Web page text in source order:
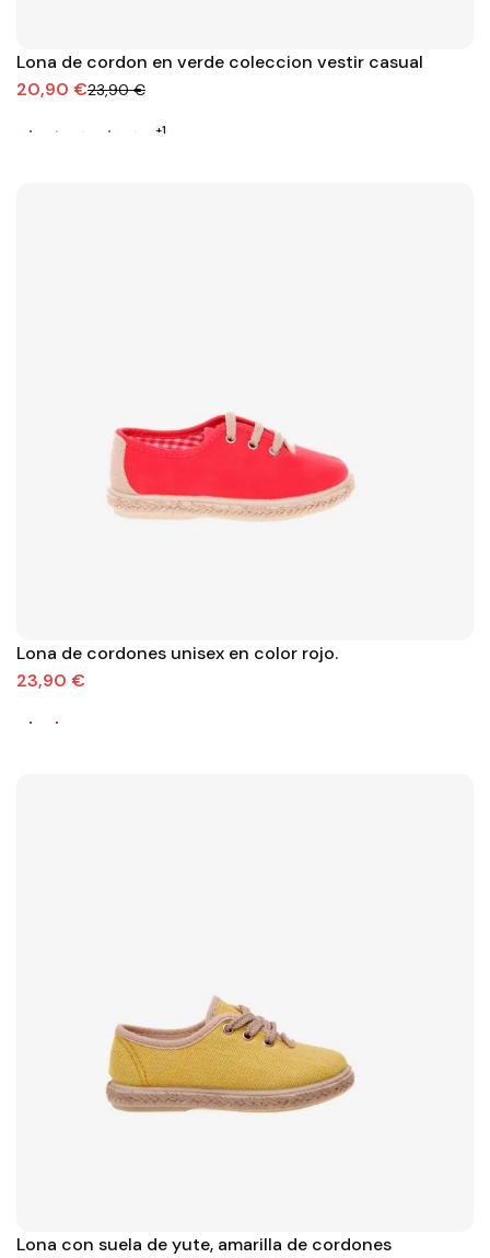
Lona de cordon en verde coleccion vestir casual
20,90 €23,90 €
+1
Lona de cordones unisex en color rojo.
23,90 €
Lona con suela de yute, amarilla de cordones